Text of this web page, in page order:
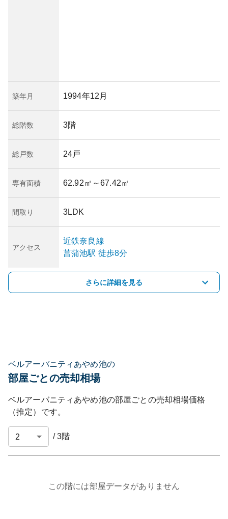
築年月 1994年12月
総階数 3階
総戸数 24戸
専有面積 62.92㎡ ～67.42㎡
間取り 3LDK
アクセス
近鉄奈良線
菖蒲池駅 徒歩8分
さらに詳細を見る
ベルアーバニティあやめ池の
部屋ごとの売却相場
ベルアーバニティあやめ池の部屋ごとの売却相場価格
（推定）です。
/3階
この階には部屋データがありません